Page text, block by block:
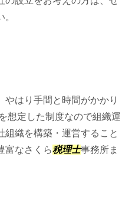
はり手間と時間がかかり
想定した制度なので組織運
織を構築・運営すること
富なさくら税理士事務所ま